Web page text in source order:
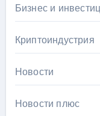
Бизнес и
Криптоиндустрия
Новости
Новости плюс